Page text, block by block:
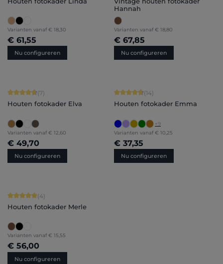
Varianten vanaf € 18,30
€ 61,55
Nu configureren
Hannah
Varianten vanaf € 18,80
€ 67,85
Nu configureren
Gemiddelde score van 4.86 op 5 sterren
(7)
Houten fotokader Elva
Varianten vanaf € 12,60
€ 49,70
Nu configureren
Gemiddelde score van 4.86 op 5
(14)
Houten fotokader Emma
+9
Varianten vanaf € 10,25
€ 37,35
Nu configureren
Gemiddelde score van 5 op 5 sterren
(4)
Houten fotokader Merle
Varianten vanaf € 15,55
€ 56,00
Nu configureren